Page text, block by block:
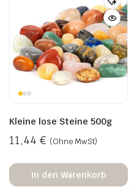
Kleine lose Steine 500g
11,44 € (Ohne MwSt)
In den Warenkorb